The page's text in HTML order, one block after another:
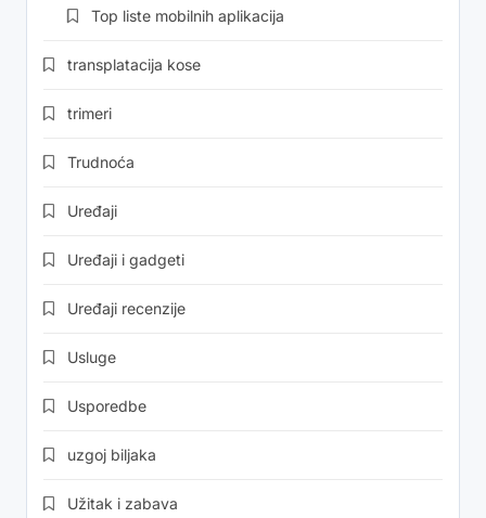
Top liste mobilnih aplikacija
transplatacija kose
trimeri
Trudnoća
Uređaji
Uređaji i gadgeti
Uređaji recenzije
Usluge
Usporedbe
uzgoj biljaka
Užitak i zabava